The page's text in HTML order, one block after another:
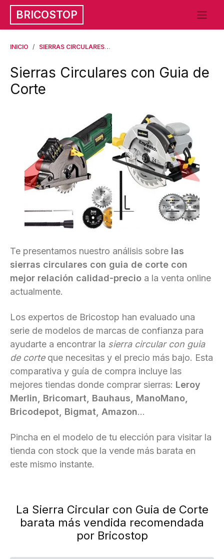
BRICOSTOP
INICIO SIERRAS CIRCULARES
Sierras Circulares con Guia de
Corte
Te presentamos nuestro análisis sobre las
sierras circulares con guia de corte con
mejor relación calidad-precio a la venta online
actualmente.
Los expertos de Bricostop han evaluado una
serie de modelos de marcas de confianza para
ayudarte a encontrar la sierra circular con guia
de corteque necesitas y el precio más bajo. Esta
comparativa y guía de compra incluye las
mejores tiendas donde comprar sierras: Leroy
Merlin, Bricomart, Bauhaus, ManoMano,
Bricodepot, Bigmat, Amazon...
Pincha en el modelo de tu elección para visitar la
tienda con stock que la vende más barata en
este mismo instante.
La Sierra Circular con Guia de Corte
barata más vendida recomendada
por Bricostop